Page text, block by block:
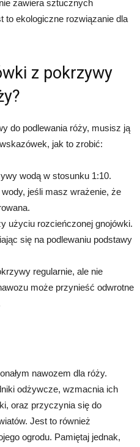
zawiera sztucznych
to ekologiczne rozwiązanie dla
z pokrzywy
do podlewania róży, musisz ją
jak to zrobić:
wodą w stosunku 1:10.
jeśli masz wrażenie, że
użyciu rozcieńczonej gnojówki.
się na podlewaniu podstawy
regularnie, ale nie
może przynieść odwrotne
nawozem dla róży.
odżywcze, wzmacnia ich
oraz przyczynia się do
Jest to również
ogrodu. Pamiętaj jednak,